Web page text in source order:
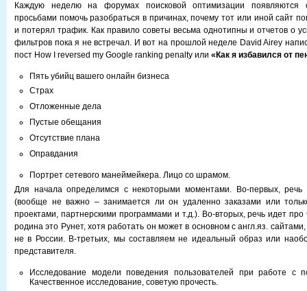
Каждую неделю на форумах поисковой оптимизации появляются
просьбами помочь разобраться в причинах, почему тот или иной сайт
и потерял трафик. Как правило советы весьма однотипны и отчетов о
фильтров пока я не встречал. И вот на прошлой неделе David Airey
пост How I reversed my Google ranking penalty или «Как я избавился от
Пять убийц вашего онлайн бизнеса
Страх
Отложенные дела
Пустые обещания
Отсутствие плана
Оправдания
Портрет сетевого манеймейкера. Лицо со шрамом.
Для начала определимся с некоторыми моментами. Во-первых,
(вообще не важно – занимается ли он удаленно заказами или
проектами, партнерскими программами и т.д.). Во-вторых, речь идет про
родина это Рунет, хотя работать он может в основном с англ.яз.
не в России. В-третьих, мы составляем не идеальный образ или
представителя.
Исследование модели поведения пользователей при работе с
Качественное исследование, советую прочесть.